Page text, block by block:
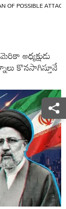
OF POSSIBLE
అధ్యక్షుడు
కొనసాగిస్తూనే